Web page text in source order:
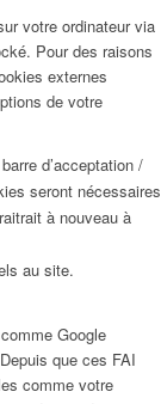
votre ordinateur via
Pour des raisons
externes
de votre
d’acceptation /
seront nécessaires
à nouveau à
au site.
Google
que ces FAI
comme votre